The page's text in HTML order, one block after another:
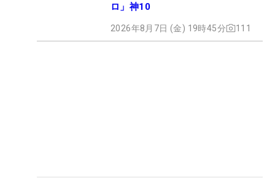
ロ」神10
2026年8月7日 (金) 19時45分 111